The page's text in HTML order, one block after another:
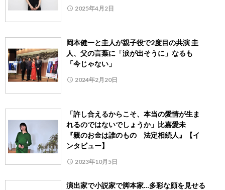
2025年4月2日
岡本健一と圭人が親子役で2度目の共演 圭
人、父の言葉に「涙が出そうに」なるも
「今じゃない」
2024年2月20日
「許し合えるからこそ、本当の愛情が生ま
れるのではないでしょうか」比嘉愛未
『親のお金は誰のもの 法定相続人』【イ
ンタビュー】
2023年10月5日
演出家で小説家で脚本家…多彩な顔を見せる